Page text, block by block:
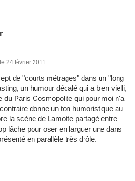
24 février 2011
de "courts métrages" dans un "long
un humour décalé qui a bien vielli,
du Paris Cosmopolite qui pour moi n'a
donne un ton humoristique au
la scène de Lamotte partagé entre
lâche pour oser en larguer une dans
en parallèle très drôle.